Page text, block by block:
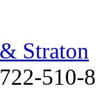
Straton
510-8